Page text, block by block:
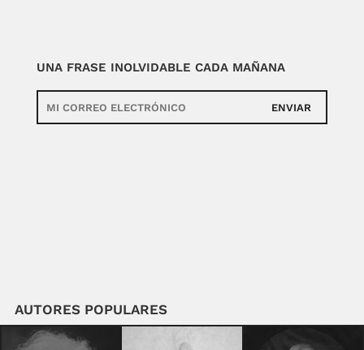
UNA FRASE INOLVIDABLE CADA MAÑANA
ENVIAR
AUTORES POPULARES